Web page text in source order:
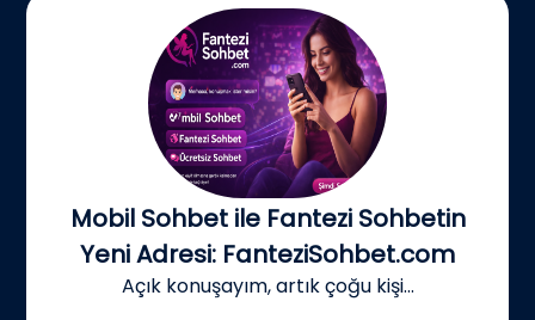
Mobil Sohbet ile Fantezi Sohbetin
Yeni Adresi: FanteziSohbet.com
Açık konuşayım, artık çoğu kişi...